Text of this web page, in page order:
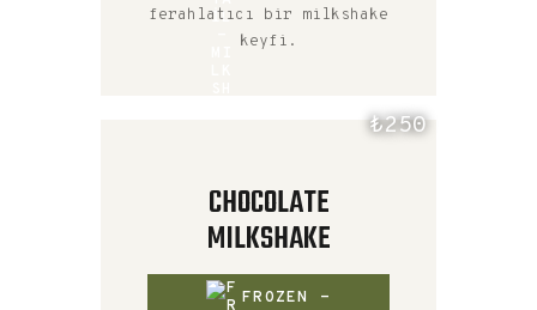
ferahlatıcı bir milkshake
keyfi.
₺250
CHOCOLATE
MILKSHAKE
FROZEN -